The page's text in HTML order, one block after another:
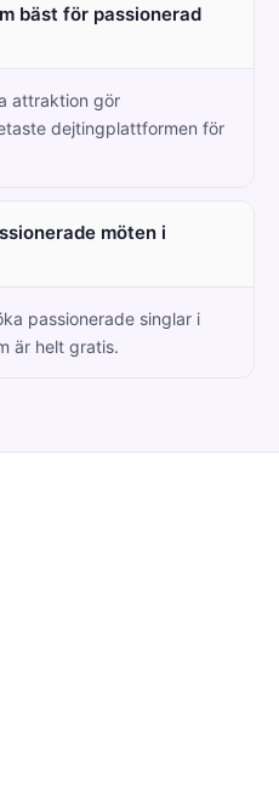
bäst för passionerad
attraktion gör
dejtingplattformen för
möten i
passionerade singlar i
är helt gratis.